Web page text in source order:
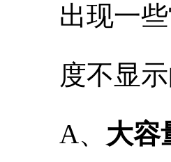
出现一
度不显
A、 大容